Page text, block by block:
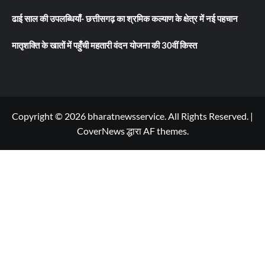
ढाई साल की उपलब्धियाँ- छत्तीसगढ़ का श्रमिक कल्याण के क्षेत्र में नई पहचान
मातृशक्ति के खातों में पहुँची महतारी वंदन योजना की 30वीं किस्त
Copyright © 2026 bharatnewsservice. All Rights Reserved. |
CoverNewsद्धारा AF themes.